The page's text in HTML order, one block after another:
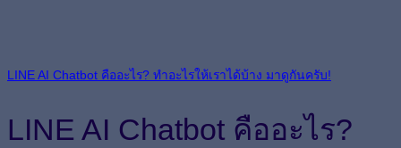
LINE AI Chatbot คืออะไร? ทำอะไรให้เราได้บ้าง มาดูกันครับ!
LINE AI Chatbot คืออะไร?